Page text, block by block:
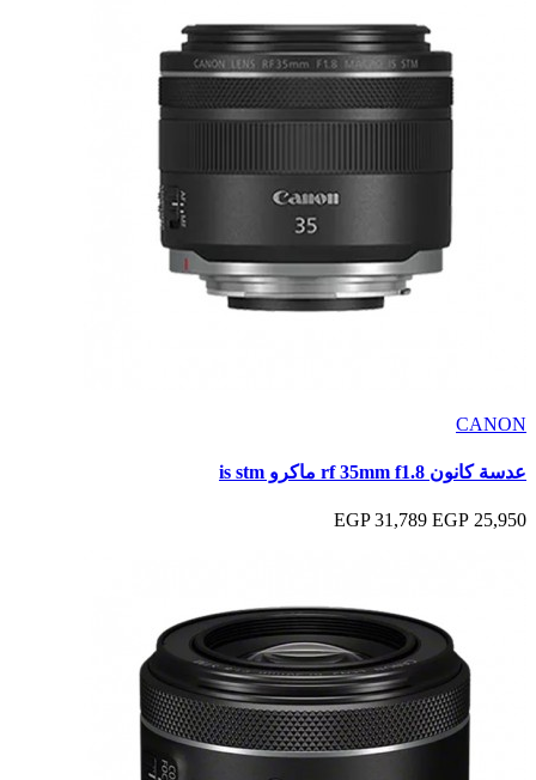
CANON
عدسة كانون rf 35mm f1.8 ماكرو is stm
25,950 EGP
31,789 EGP